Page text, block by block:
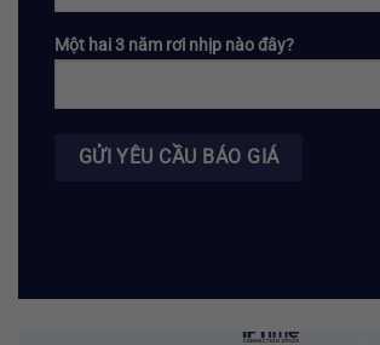
Một hai 3 năm rơi nhịp nào đây?